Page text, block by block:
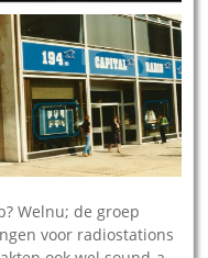
Welnu; de groep
voor radiostations